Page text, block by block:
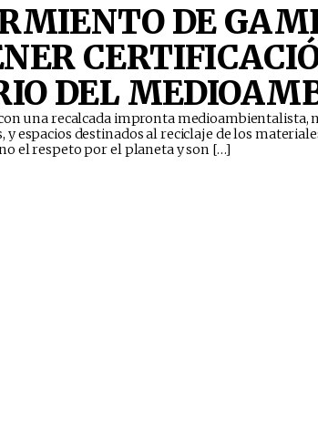
DE
DEL
una recalcada impronta medioambientalista,
espacios destinados al reciclaje de los
el respeto por el planeta y son […]